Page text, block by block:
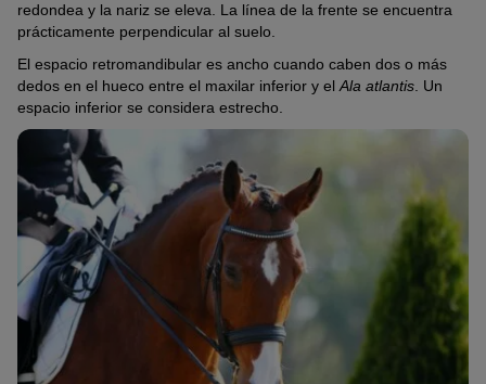
redondea y la nariz se eleva. La línea de la frente se encuentra
prácticamente perpendicular al suelo.
El espacio retromandibular es ancho cuando caben dos o más
dedos en el hueco entre el maxilar inferior y elAla atlantis. Un
espacio inferior se considera estrecho.